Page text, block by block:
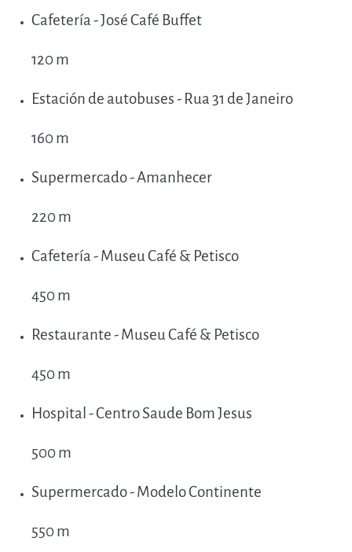
Cafetería - José Café Buffet
120 m
Estación de autobuses - Rua 31 de Janeiro
160 m
Supermercado - Amanhecer
220 m
Cafetería - Museu Café & Petisco
450 m
Restaurante - Museu Café & Petisco
450 m
Hospital - Centro Saude Bom Jesus
500 m
Supermercado - Modelo Continente
550 m